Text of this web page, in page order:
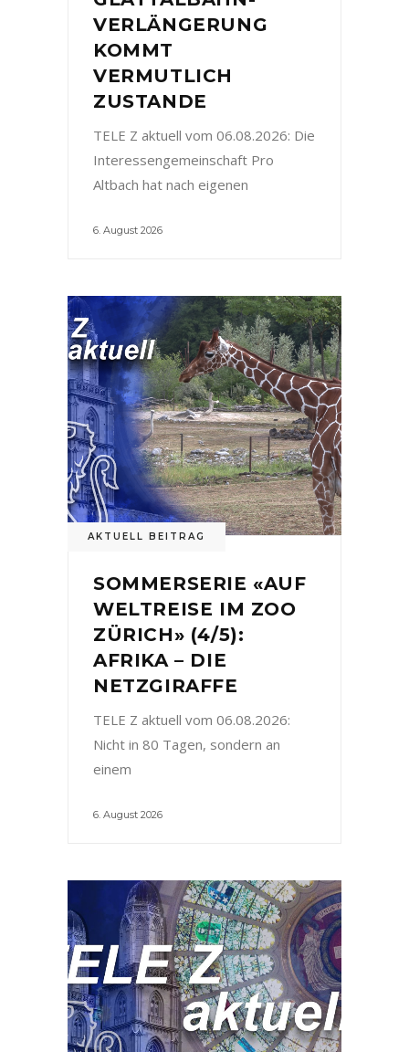
VERLÄNGERUNG
KOMMT
VERMUTLICH
ZUSTANDE
TELE Z aktuell vom 06.08.2026: Die
Interessengemeinschaft Pro
Altbach hat nach eigenen
6. August 2026
AKTUELL BEITRAG
SOMMERSERIE «AUF
WELTREISE IM ZOO
ZÜRICH» (4/5):
AFRIKA – DIE
NETZGIRAFFE
TELE Z aktuell vom 06.08.2026:
Nicht in 80 Tagen, sondern an
einem
6. August 2026